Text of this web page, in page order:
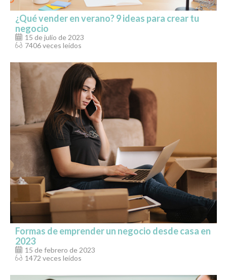
¿Qué vender en verano? 9 ideas para crear tu
negocio
15 de julio de 2023
7406 veces leídos
Formas de emprender un negocio desde casa en
2023
15 de febrero de 2023
1472 veces leídos